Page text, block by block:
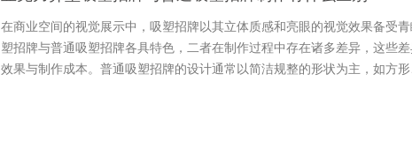
在商业空间的视觉展示中，吸塑招牌以其立体质感和亮眼的视觉效果备受
塑招牌与普通吸塑招牌各具特色，二者在制作过程中存在诸多差异，这些
效果与制作成本。普通吸塑招牌的设计通常以简洁规整的形状为主，如方形